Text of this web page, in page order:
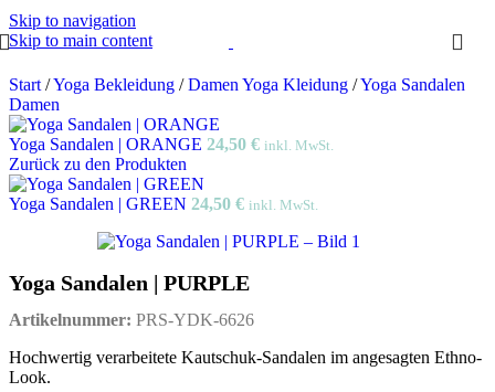
Skip to navigation
Skip to main content
Start /Yoga Bekleidung / Damen Yoga Kleidung /Yoga Sandalen
Damen
Yoga Sandalen | ORANGE 24,50 € inkl. MwSt.
Zurück zu den Produkten
Yoga Sandalen | GREEN 24,50 € inkl. MwSt.
Yoga Sandalen | PURPLE
Artikelnummer: PRS-YDK-6626
Hochwertig verarbeitete Kautschuk-Sandalen im angesagten Ethno-
Look.